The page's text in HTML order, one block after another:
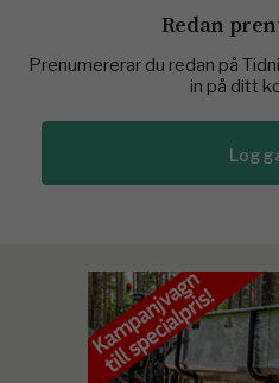
Redan
Prenumererar du redan på
in på ditt